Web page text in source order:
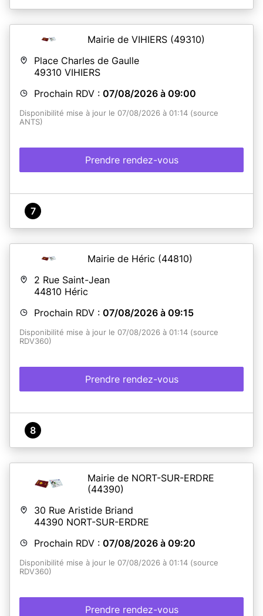
En savoir plus
Mairie de VIHIERS (49310)
Place Charles de Gaulle
49310 VIHIERS
Prochain RDV : 07/08/2026 à 09:00
Disponibilité mise à jour le 07/08/2026 à 01:14 (source
ANTS)
Prendre rendez-vous
7
Mairie de Héric (44810)
2 Rue Saint-Jean
44810 Héric
Prochain RDV : 07/08/2026 à 09:15
Disponibilité mise à jour le 07/08/2026 à 01:14 (source
RDV360)
Prendre rendez-vous
8
Mairie de NORT-SUR-ERDRE
(44390)
30 Rue Aristide Briand
44390 NORT-SUR-ERDRE
Prochain RDV : 07/08/2026 à 09:20
Disponibilité mise à jour le 07/08/2026 à 01:14 (source
RDV360)
Prendre rendez-vous